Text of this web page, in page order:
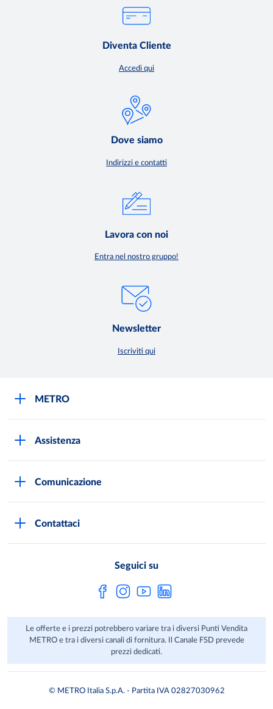
Diventa Cliente
Accedi qui
Dove siamo
Indirizzi e contatti
Lavora con noi
Entra nel nostro gruppo!
Newsletter
Iscriviti qui
METRO
Metro AG
Assistenza
Comunicazione
Contattaci
Seguici su
Le offerte e i prezzi potrebbero variare tra i diversi Punti Vendita
METRO e tra i diversi canali di fornitura. Il Canale FSD prevede
prezzi dedicati.
© METRO Italia S.p.A. - Partita IVA 02827030962